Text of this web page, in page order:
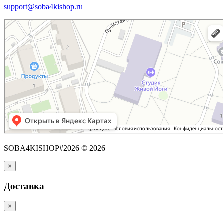
support@soba4kishop.ru
SOBA4KISHOP#2026 © 2026
×
Доставка
×